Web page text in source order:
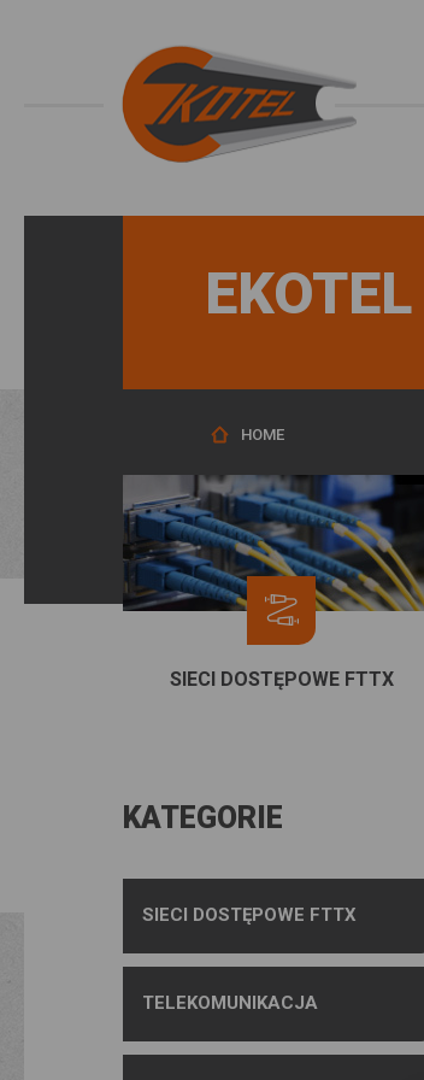
EKOTEL
HOME
SIECI DOSTĘPOWE FTTX
KATEGORIE
SIECI DOSTĘPOWE FTTX
TELEKOMUNIKACJA